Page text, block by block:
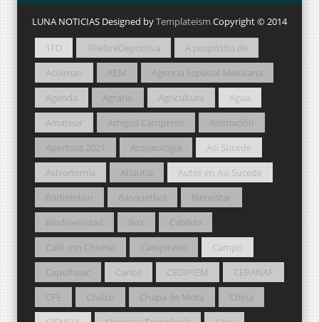
LUNA NOTICIAS Designed byTemplateism Copyright © 2014
1FD 1FiebreDeportiva
A propósito de
Acolman
AEM
Agencia Espacial Mexicana
Agenda
Agrario Agricultura
Agua
Amateur
Amigos Camperos
Animación
Apertura 2021
Arqueología
Así Sucede
Astronomía
Atlautla
Autor en Así Sucede
Bádminton
Básquetbol
Bienestar
Biodiversidad
Box
Cabildo
Café con Chisma
Campirano
Campo
Capulhuac
Carlos CEDIPIEM
CEPANAF
CFE
Chalco Chapa de Mota
China